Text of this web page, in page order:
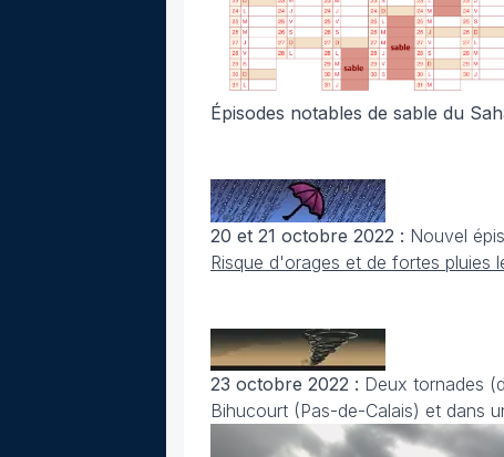
Épisodes notables de sable du
20 et 21 octobre 2022 : Nouvel
Risque d'orages et de fortes pluies
23 octobre 2022 : Deux tornades
Bihucourt (Pas-de-Calais) et dans